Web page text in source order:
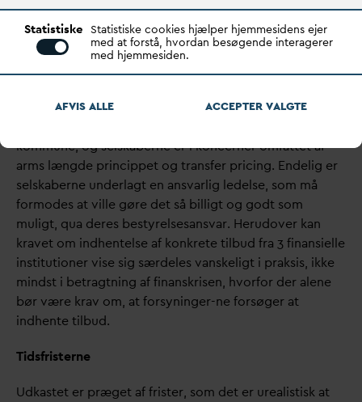
forståelse for begrænsningerne ivand-selskabernes
lånemuligheder og den mistillid som reglerne for
indregning af renteomkostninger er udtryk for. Der er
markedsmæssige vilkår. Det er ikke længe-re tilladt
kommune, og selskaberne er i koncerner omfattet af
arms længde princippet og transfer pricing. Endelig er
selskaberne underlagt en ansvarlig ledelse, som må
formodes at ville gøre det så billigt og godt som
muligt, qua deres bestyrelsesansvar. Herudover kan
kravet om indhentelse af konkrete tilbud fra 3 finansielle
institutioner vise sig særdeles vanskeligt i praksis, ikke
mindst i betragtning af finanskrisen, hvorfor der alene
bør være krav om, at forsyninger-ne forsøger at
indhente tilbud.
Tidsfristerne
Udkastet er præget af frister, som det er urealistisk at
Statistiske Statistiske cookies hjælper hjemmesidens ejer
med at forstå, hvordan besøgende interagerer
med hjemmesiden.
AFVIS ALLE ACCEPTERVALGTE